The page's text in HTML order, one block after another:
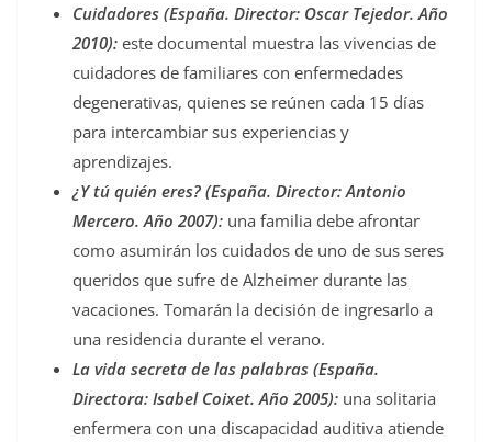
Cuidadores (España. Director: Oscar Tejedor. Año
2010): este documental muestra las vivencias de
cuidadores de familiares con enfermedades
degenerativas, quienes se reúnen cada 15 días
para intercambiar sus experiencias y
aprendizajes.
¿Y tú quién eres? (España. Director: Antonio
Mercero. Año 2007): una familia debe afrontar
como asumirán los cuidados de uno de sus seres
queridos que sufre de Alzheimer durante las
vacaciones. Tomarán la decisión de ingresarlo a
una residencia durante el verano.
La vida secreta de las palabras (España.
Directora: Isabel Coixet. Año 2005): una solitaria
enfermera con una discapacidad auditiva atiende